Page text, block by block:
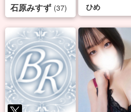
石原みすず (37) ひめ